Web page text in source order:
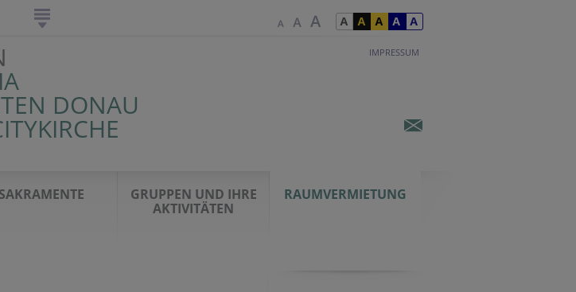
IMPRESSUM
DONAU
SAKRAMENTE
GRUPPEN UND IHRE
AKTIVITÄTEN
RAUMVERMIETUNG